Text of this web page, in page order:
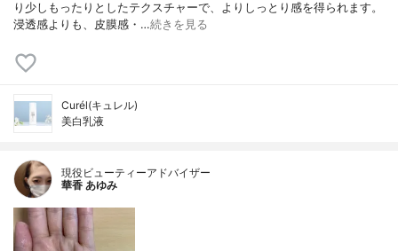
り少しもったりとしたテクスチャーで、よりしっとり感を得られます。
浸透感よりも、皮膜感・…続きを見る
Curél(キュレル)
美白乳液
現役ビューティーアドバイザー
華香 あゆみ